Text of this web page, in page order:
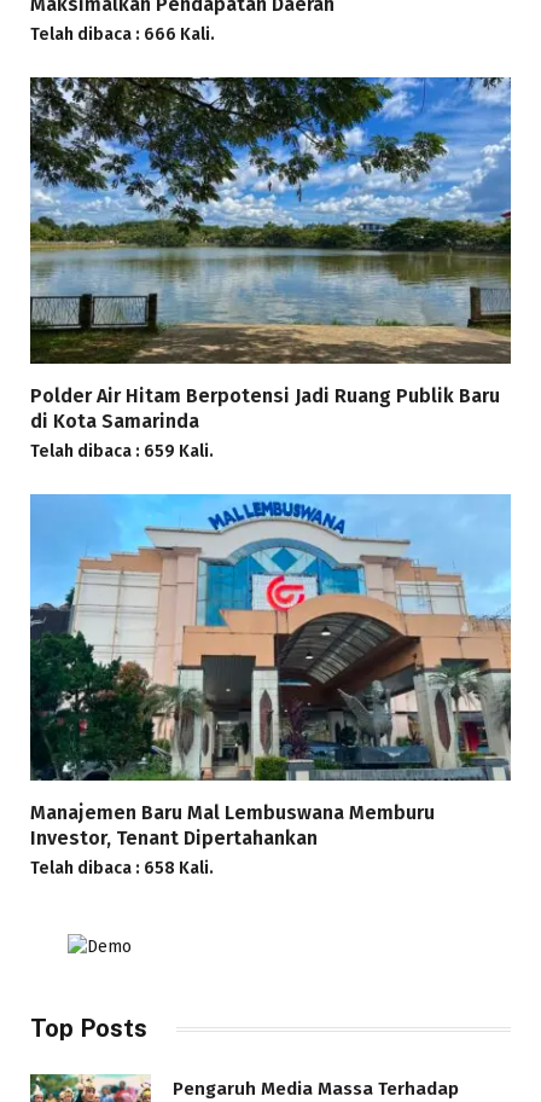
Maksimalkan Pendapatan Daerah
Telah dibaca : 666 Kali.
Polder Air Hitam Berpotensi Jadi Ruang Publik Baru
di Kota Samarinda
Telah dibaca : 659 Kali.
Manajemen Baru Mal Lembuswana Memburu
Investor, Tenant Dipertahankan
Telah dibaca : 658 Kali.
Top Posts
Pengaruh Media Massa Terhadap